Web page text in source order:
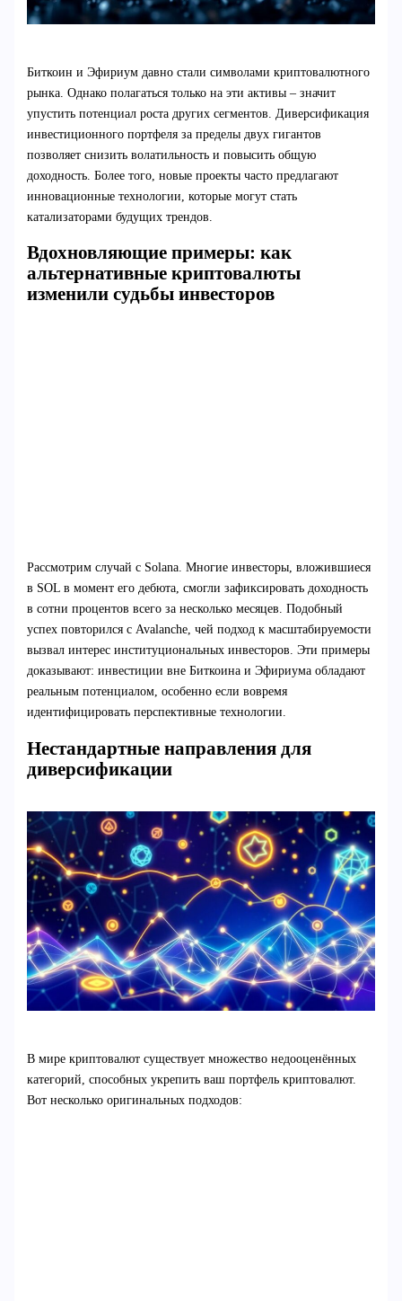
Биткоин и Эфириум давно стали символами криптовалютного
рынка. Однако полагаться только на эти активы – значит
упустить потенциал роста других сегментов. Диверсификация
инвестиционного портфеля за пределы двух гигантов
позволяет снизить волатильность и повысить общую
доходность. Более того, новые проекты часто предлагают
инновационные технологии, которые могут стать
катализаторами будущих трендов.
Вдохновляющие примеры: как
альтернативные криптовалюты
изменили судьбы инвесторов
Рассмотрим случай с Solana. Многие инвесторы, вложившиеся
в SOL в момент его дебюта, смогли зафиксировать доходность
в сотни процентов всего за несколько месяцев. Подобный
успех повторился с Avalanche, чей подход к масштабируемости
вызвал интерес институциональных инвесторов. Эти примеры
доказывают: инвестиции вне Биткоина и Эфириума обладают
реальным потенциалом, особенно если вовремя
идентифицировать перспективные технологии.
Нестандартные направления для
диверсификации
В мире криптовалют существует множество недооценённых
категорий, способных укрепить ваш портфель криптовалют.
Вот несколько оригинальных подходов: